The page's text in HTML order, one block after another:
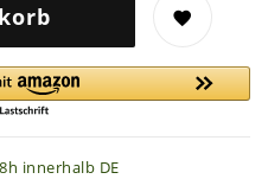
innerhalb DE